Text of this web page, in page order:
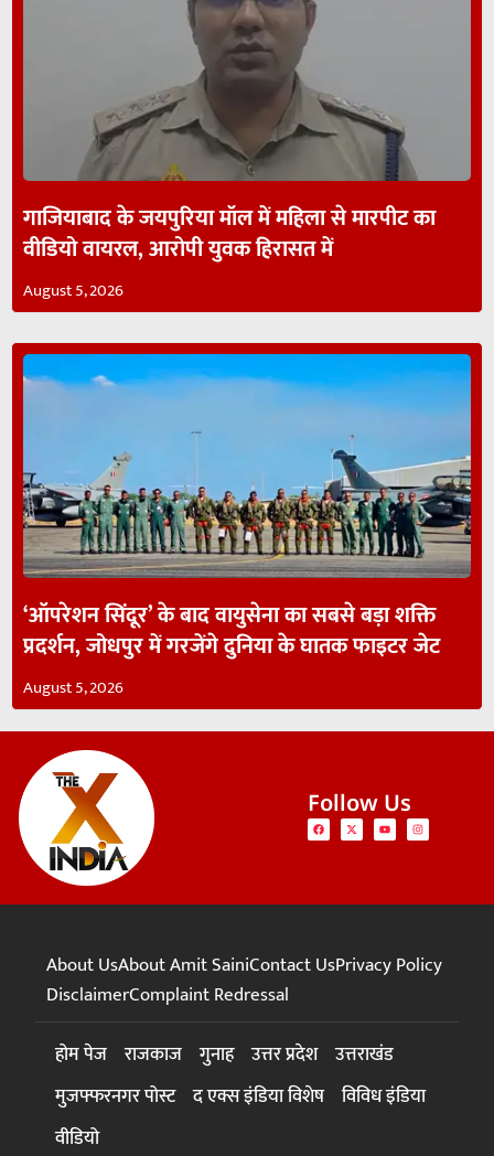
गाजियाबाद के जयपुरिया मॉल में महिला से मारपीट का
वीडियो वायरल, आरोपी युवक हिरासत में
August 5, 2026
‘ऑपरेशन सिंदूर’ के बाद वायुसेना का सबसे बड़ा शक्ति
प्रदर्शन, जोधपुर में गरजेंगे दुनिया के घातक फाइटर जेट
August 5, 2026
Follow Us
About UsAbout Amit SainiContact UsPrivacy Policy
DisclaimerComplaint Redressal
होम पेज राजकाज गुनाह उत्तर प्रदेश उत्तराखंड
मुजफ्फरनगर पोस्ट द एक्स इंडिया विशेष विविध इंडिया
वीडियो